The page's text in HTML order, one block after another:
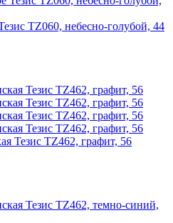
TZ060, небесно-голубой, 44
Тезис TZ462, графит, 56